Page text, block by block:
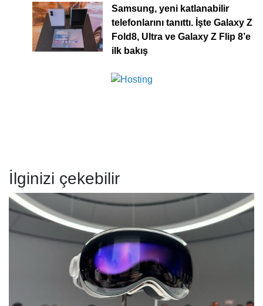
Samsung, yeni katlanabilir
telefonlarını tanıttı. İşte Galaxy Z
Fold8, Ultra ve Galaxy Z Flip 8’e
ilk bakış
İlginizi çekebilir